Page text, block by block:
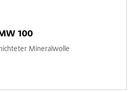
100
Mineralwolle